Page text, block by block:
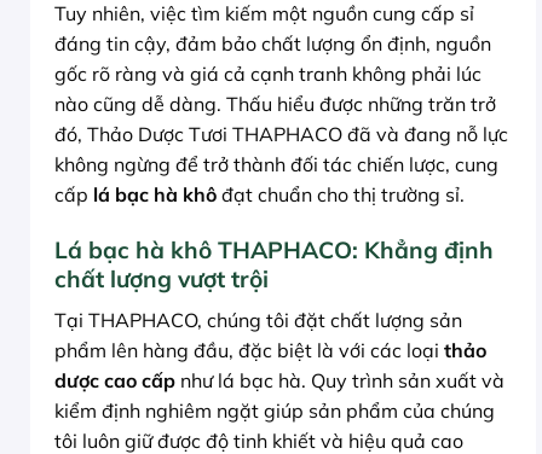
Tuy nhiên, việc tìm kiếm một nguồn cung cấp sỉ
đáng tin cậy, đảm bảo chất lượng ổn định, nguồn
gốc rõ ràng và giá cả cạnh tranh không phải lúc
nào cũng dễ dàng. Thấu hiểu được những trăn trở
đó, Thảo Dược Tươi THAPHACO đã và đang nỗ lực
không ngừng để trở thành đối tác chiến lược, cung
cấp lá bạc hà khô đạt chuẩn cho thị trường sỉ.
Lá bạc hà khô THAPHACO: Khẳng định
chất lượng vượt trội
Tại THAPHACO, chúng tôi đặt chất lượng sản
phẩm lên hàng đầu, đặc biệt là với các loại thảo
dược cao cấp như lá bạc hà. Quy trình sản xuất và
kiểm định nghiêm ngặt giúp sản phẩm của chúng
tôi luôn giữ được độ tinh khiết và hiệu quả cao